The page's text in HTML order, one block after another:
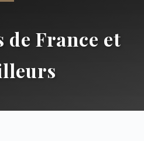
de France et